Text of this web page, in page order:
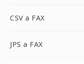
CSV a FAX
JPS a FAX